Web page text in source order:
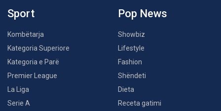
Sport
Kombëtarja
Kategoria Superiore
Kategoria e Parë
Premier League
La Liga
Serie A
Pop News
Showbiz
Lifestyle
Fashion
Shëndeti
Dieta
Receta gatimi